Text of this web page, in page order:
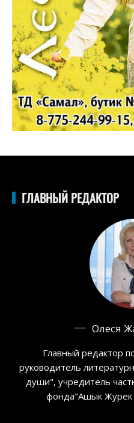
ГЛАВНЫЙ РЕДАКТОР
Олеся
Главный редактор
руководитель
души", учредитель
фонда"Ашык Журек